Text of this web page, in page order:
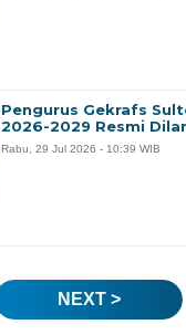
Pengurus Gekrafs
2026-2029 Resmi
Rabu, 29 Jul 2026 - 10:39 WIB
NEXT >